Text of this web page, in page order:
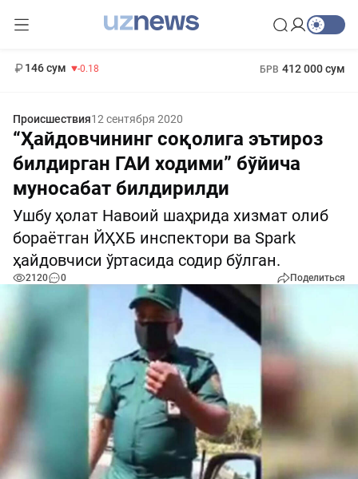
146 сум -0.18 БРВ 412 000 сум
Происшествия12 сентября 2020
“Ҳайдовчининг соқолига эътироз
билдирган ГАИ ходими” бўйича
муносабат билдирилди
Ушбу ҳолат Навоий шаҳрида хизмат олиб
бораётган ЙҲХБ инспектори ва Spark
ҳайдовчиси ўртасида содир бўлган.
2120 0 Поделиться